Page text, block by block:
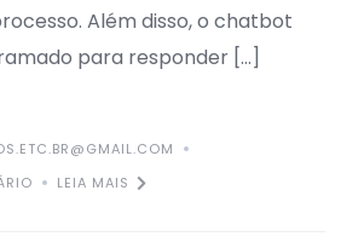
Além disso, o chatbot
para responder […]
LEIA MAIS